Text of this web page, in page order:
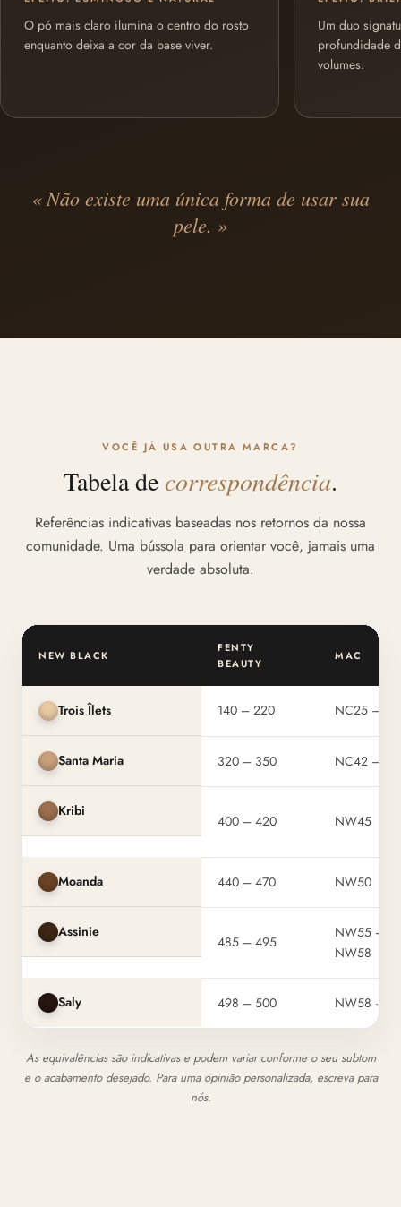
O pó mais claro ilumina o centro do rosto
enquanto deixa a cor da base viver.
Um duo
profundidade
volumes.
« Não existe uma única forma de usar sua
pele. »
VOCÊ JÁ USA OUTRA MARCA?
Tabela de correspondência.
Referências indicativas baseadas nos retornos da nossa
comunidade. Uma bússola para orientar você, jamais uma
verdade absoluta.
NEW BLACK
FENTY
BEAUTY
MAC
Trois Îlets 140 – 220 NC25 –
Santa Maria 320 – 350 NC42 –
Kribi
400 – 420 NW45
Moanda 440 – 470 NW50
Assinie
485 – 495
NW55 –
NW58
Saly 498 – 500 NW58 ·
As equivalências são indicativas e podem variar conforme o seu subtom
e o acabamento desejado. Para uma opinião personalizada, escreva para
nós.